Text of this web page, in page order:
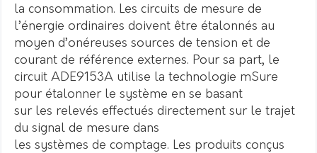
la consommation. Les circuits de mesure de
l’énergie ordinaires doivent être étalonnés au
moyen d’onéreuses sources de tension et de
courant de référence externes. Pour sa part, le
circuit ADE9153A utilise la technologie mSure
pour étalonner le système en se basant
sur les relevés effectués directement sur le trajet
du signal de mesure dans
les systèmes de comptage. Les produits conçus